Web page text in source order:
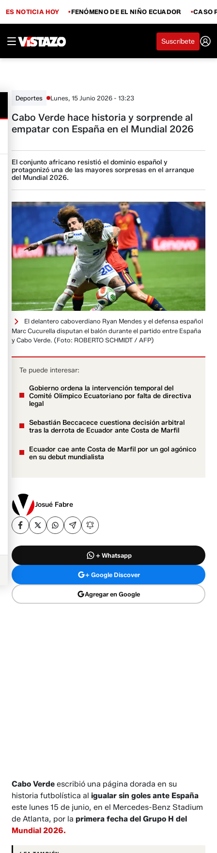
ES NOTICIA HOY FENÓMENO DE EL NIÑO ECUADOR CASO
Suscríbete
Deportes Lunes, 15 Junio 2026 - 13:23
Cabo Verde hace historia y sorprende al
empatar con España en el Mundial 2026
El conjunto africano resistió el dominio español y
protagonizó una de las mayores sorpresas en el arranque
del Mundial 2026.
El delantero caboverdiano Ryan Mendes y el defensa español
Marc Cucurella disputan el balón durante el partido entre España
y Cabo Verde. (Foto: ROBERTO SCHMIDT / AFP)
Te puede interesar:
Gobierno ordena la intervención temporal del
Comité Olímpico Ecuatoriano por falta de directiva
legal
Sebastián Beccacece cuestiona decisión arbitral
tras la derrota de Ecuador ante Costa de Marfil
Ecuador cae ante Costa de Marfil por un gol agónico
en su debut mundialista
Josué Fabre
+ Whatsapp
+ Google Discover
Agregar en Google
Cabo Verde escribió una página dorada en su
historia futbolística aligualar sin goles ante España
este lunes 15 de junio, en el Mercedes-Benz Stadium
de Atlanta, por la primera fecha del Grupo H del
Mundial 2026.